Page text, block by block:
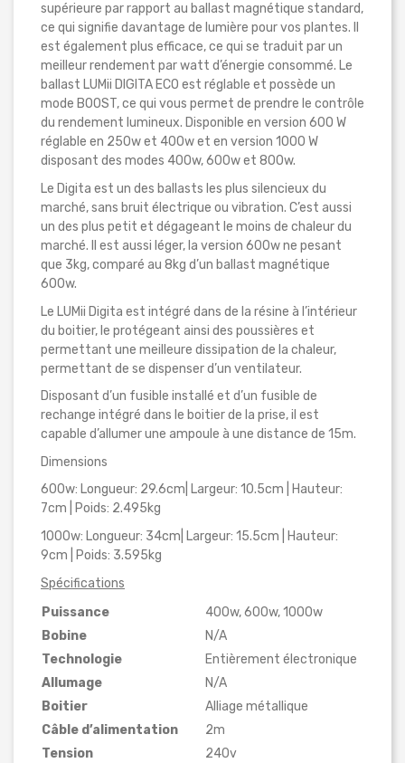
supérieure par rapport au ballast magnétique standard,
ce qui signifie davantage de lumière pour vos plantes. Il
est également plus efficace, ce qui se traduit par un
meilleur rendement par watt d’énergie consommé. Le
ballast LUMii DIGITA ECO est réglable et possède un
mode BOOST, ce qui vous permet de prendre le contrôle
du rendement lumineux. Disponible en version 600 W
réglable en 250w et 400w et en version 1000 W
disposant des modes 400w, 600w et 800w.
Le Digita est un des ballasts les plus silencieux du
marché, sans bruit électrique ou vibration. C’est aussi
un des plus petit et dégageant le moins de chaleur du
marché. Il est aussi léger, la version 600w ne pesant
que 3kg, comparé au 8kg d’un ballast magnétique
600w.
Le LUMii Digita est intégré dans de la résine à l’intérieur
du boitier, le protégeant ainsi des poussières et
permettant une meilleure dissipation de la chaleur,
permettant de se dispenser d’un ventilateur.
Disposant d’un fusible installé et d’un fusible de
rechange intégré dans le boitier de la prise, il est
capable d’allumer une ampoule à une distance de 15m.
Dimensions
600w: Longueur: 29.6cm| Largeur: 10.5cm | Hauteur:
7cm | Poids: 2.495kg
1000w: Longueur: 34cm| Largeur: 15.5cm | Hauteur:
9cm | Poids: 3.595kg
Spécifications
Puissance
400w, 600w, 1000w
Bobine
N/A
Technologie
Entièrement électronique
Allumage
N/A
Boitier
Alliage métallique
Câble d’alimentation
2m
Tension
240v